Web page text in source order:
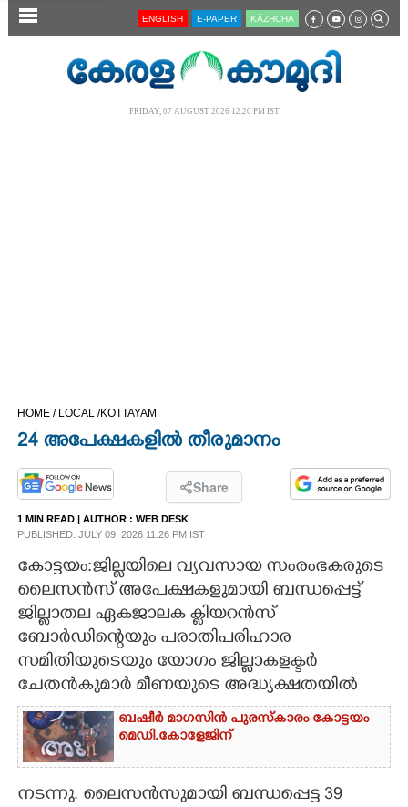
SECTIONS
OPINION
PHOTOS
LIFESTYLE
SPIRITUAL
INFO+
ART
ASTRO
ENGLISH E-PAPER KĀZHCHA
FRIDAY, 07 AUGUST 2026 12.20 PM IST
HOME / LOCAL /KOTTAYAM
24 അപേക്ഷകളിൽ തീരുമാനം
Share
1 MIN READ | AUTHOR : WEB DESK
PUBLISHED: JULY 09, 2026 11:26 PM IST
കോട്ടയം:ജില്ലയിലെ വ്യവസായ സംരംഭകരുടെ
ലൈസൻസ് അപേക്ഷകളുമായി ബന്ധപ്പെട്ട്
ജില്ലാതല ഏകജാലക ക്ലിയറൻസ്
ബോർഡിന്റെയും പരാതിപരിഹാര
സമിതിയുടെയും യോഗം ജില്ലാകളക്ടർ
ചേതൻകുമാർ മീണയുടെ അദ്ധ്യക്ഷതയിൽ
ബഷീർ മാഗസിൻ പുരസ്കാരം കോട്ടയം
മെഡി.കോളേജിന്
നടന്നു. ലൈസൻസുമായി ബന്ധപ്പെട്ട 39